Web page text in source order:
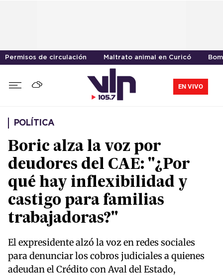
Permisos de circulación Maltrato animal en Curicó
EN VIVO
POLÍTICA
Boric alza la voz por
deudores del CAE: "¿Por
qué hay inflexibilidad y
castigo para familias
trabajadoras?"
El expresidente alzó la voz en redes sociales
para denunciar los cobros judiciales a quienes
adeudan el Crédito con Aval del Estado,